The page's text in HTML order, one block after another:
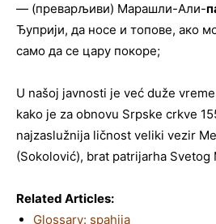
— (преварљиви) Марашли-Али-
Ђуприји, да носе и топове, ако
само да се цару покоре;
U našoj javnosti je već duže
kako je za obnovu Srpske crkve
najzaslužnija ličnost veliki vezir
(Sokolović), brat patrijarha Svetog
Related Articles:
Glossary: spahija